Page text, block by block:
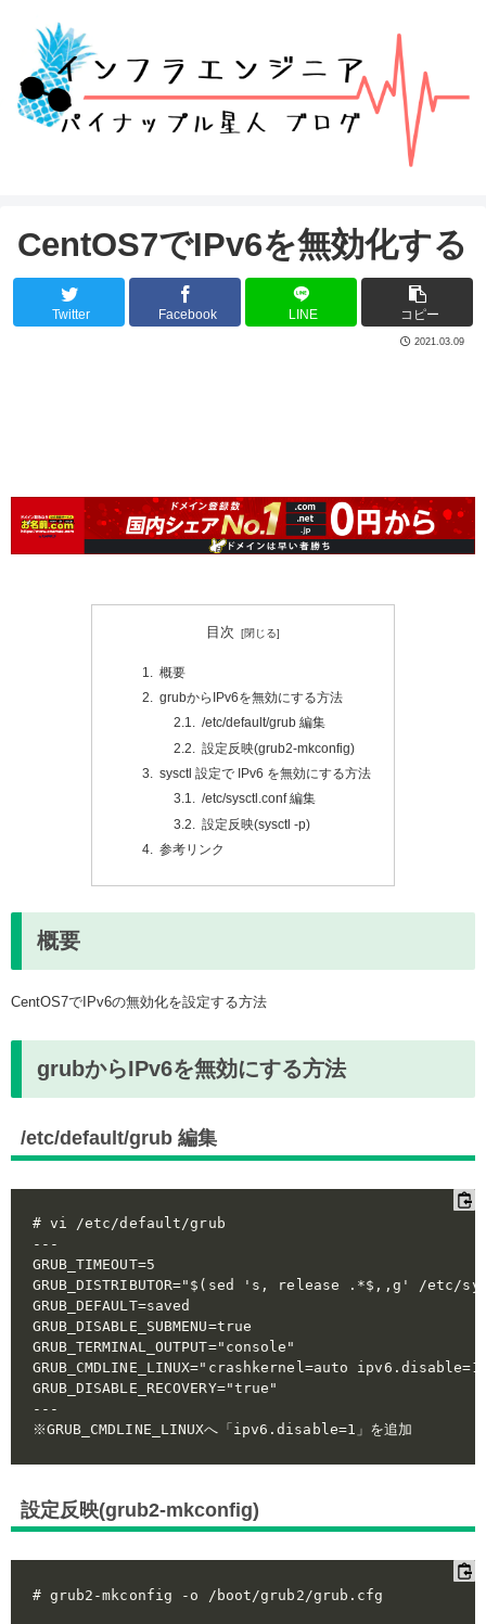
CentOS7でIPv6を無効化する
Twitter Facebook LINE コピー
2021.03.09
目次
概要
grubからIPv6を無効にする方法
/etc/default/grub 編集
設定反映(grub2-mkconfig)
sysctl 設定で IPv6 を無効にする方法
/etc/sysctl.conf 編集
設定反映(sysctl -p)
参考リンク
概要
CentOS7でIPv6の無効化を設定する方法
grubからIPv6を無効にする方法
/etc/default/grub 編集
# vi /etc/default/grub
---
GRUB_TIMEOUT=5
GRUB_DISTRIBUTOR="$(sed 's, release .*$,,g' /etc/
GRUB_DEFAULT=saved
GRUB_DISABLE_SUBMENU=true
GRUB_TERMINAL_OUTPUT="console"
GRUB_CMDLINE_LINUX="crashkernel=auto
GRUB_DISABLE_RECOVERY="true"
---
設定反映(grub2-mkconfig)